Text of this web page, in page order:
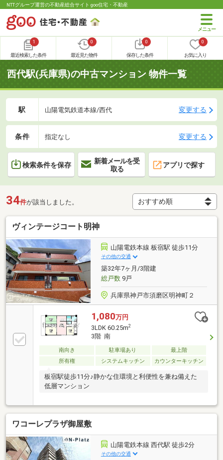
NTTグループ運営の不動産総合サイト goo住宅・不動産
1
最近検索した条件
0
最近見た物件
0
保存した条件
0
お気に入り
西代駅(兵庫県)の中古マンション 物件一覧
駅 山陽電気鉄道本線/西代 変更する
条件 指定なし 変更する
検索条件を保存
新着メールを受
取る
アプリで探す
34件が該当しました。
ヴィンテージコート明神
山陽電鉄本線 板宿駅 徒歩11分
その他の交通
築32年7ヶ月/3階建
総戸数9戸
兵庫県神戸市須磨区明神町２
1,080万円
3LDK 60.25m2
3階 南
南向き 駐車場あり
最上階
所有権
システムキッチン カウンターキッチン
板宿駅徒歩11分♪静かな住環境と利便性を兼ね備えた
低層マンション
ワコーレプラザ御屋敷
山陽電鉄本線 西代駅 徒歩2分
その他の交通